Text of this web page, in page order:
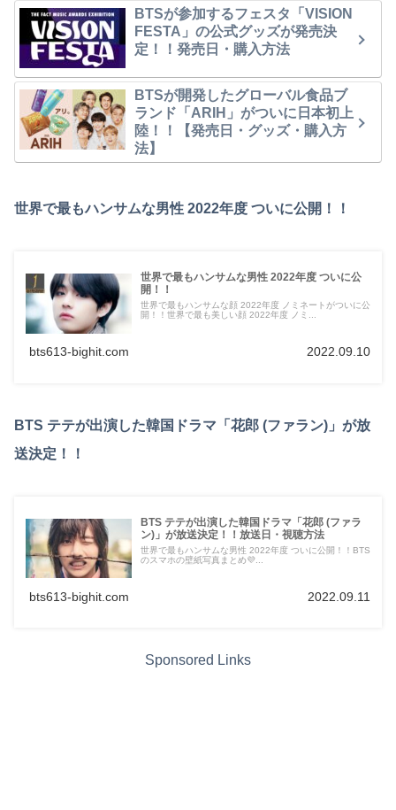
BTSが参加するフェスタ「VISION
FESTA」の公式グッズが発売決
定！！発売日・購入方法
BTSが開発したグローバル食品ブ
ランド「ARIH」がついに日本初上
陸！！【発売日・グッズ・購入方
法】
世界で最もハンサムな男性 2022年度 ついに公開！！
世界で最もハンサムな男性 2022年度 ついに公
開！！
世界で最もハンサムな顔 2022年度 ノミネートがついに公
開！！世界で最も美しい顔 2022年度 ノミ...
bts613-bighit.com 2022.09.10
BTS テテが出演した韓国ドラマ「花郎 (ファラン)」が放
送決定！！
BTS テテが出演した韓国ドラマ「花郎 (ファラ
ン)」が放送決定！！放送日・視聴方法
世界で最もハンサムな男性 2022年度 ついに公開！！BTS
のスマホの壁紙写真まとめ💜...
bts613-bighit.com 2022.09.11
Sponsored Links